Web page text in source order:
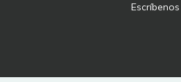
Escríbenos